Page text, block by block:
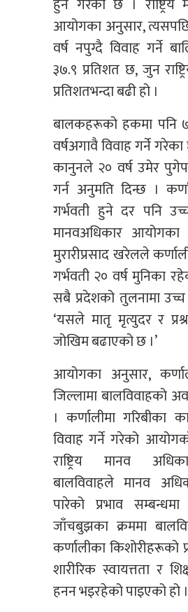
हुने गरेको छ । राष्ट्रिय
आयोगका अनुसार,
वर्ष नपुग्दै विवाह गर्ने
३७.९ प्रतिशत छ, जुन
प्रतिशतभन्दा बढी हो ।
बालकहरूको हकमा पनि
वर्षअगावै विवाह गर्ने
कानुनले २० वर्ष उमेर
गर्न अनुमति दिन्छ ।
गर्भवती हुने दर पनि
मानवअधिकार
मुरारीप्रसाद खरेलले
गर्भवती २० वर्ष मुनिका
सबै प्रदेशको तुलनामा
‘यसले मातृ मृत्युदर र
जोखिम बढाएको छ ।’
आयोगका अनुसार,
जिल्लामा बालविवाहको
। कर्णालीमा गरिबीका
विवाह गर्ने गरेको
राष्ट्रिय मानव
बालविवाहले मानव
पारेको प्रभाव सम्बन्धमा
जाँचबुझका क्रममा
कर्णालीका किशोरीहरूको
शारीरिक स्वायत्तता र
हनन भइरहेको पाइएको हो ।